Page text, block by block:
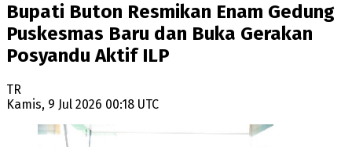
Bupati Buton Resmikan Enam Gedung
Puskesmas Baru dan Buka Gerakan
Posyandu Aktif ILP
TR
Kamis, 9 Jul 2026 00:18 UTC